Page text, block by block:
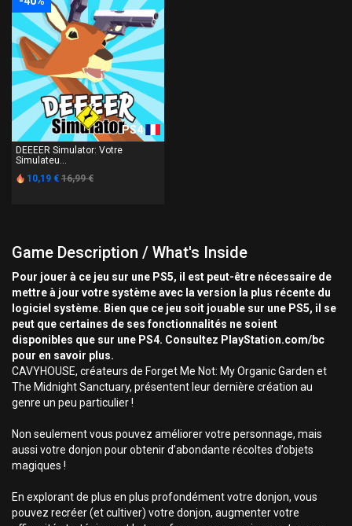
PS4
DEEEER Simulator: Votre
Simulateu...
10,19 € 16,99 €
Game Description / What's Inside
Pour jouer à ce jeu sur une PS5, il est peut-être nécessaire de
mettre à jour votre système avec la version la plus récente du
logiciel système. Bien que ce jeu soit jouable sur une PS5, il se
peut que certaines de ses fonctionnalités ne soient
disponibles que sur une PS4. Consultez PlayStation.com/bc
pour en savoir plus.
CAVYHOUSE, créateurs de Forget Me Not: My Organic Garden et
The Midnight Sanctuary, présentent leur dernière création au
genre un peu particulier !
Non seulement vous pouvez améliorer votre personnage, mais
aussi votre donjon pour obtenir d’abondante récoltes d’objets
magiques !
En explorant de plus en plus profondément votre donjon, vous
pouvez recréer (et cultiver) votre donjon, augmenter votre